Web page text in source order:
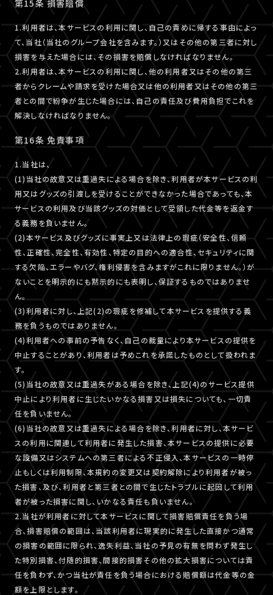
第15条 損害賠償
1.利用者は、本サービスの利用に関し、自己の責めに帰する事由によっ
て、当社（当社のグループ会社を含みます。）又はその他の第三者に対し
損害を与えた場合には、その損害を賠償しなければなりません。
2.利用者は、本サービスの利用に関し、他の利用者又はその他の第三
者からクレームや請求を受けた場合又は他の利用者又はその他の第三
者との間で紛争が生じた場合には、自己の責任及び費用負担でこれを
解決しなければなりません。
第16条 免責事項
1.当社は、
(1)当社の故意又は重過失による場合を除き、利用者が本サービスの利
用又はグッズの引渡しを受けることができなかった場合であっても、本
サービスの利用及び当該グッズの対価として受領した代金等を返金す
る義務を負いません。
(2)本サービス及びグッズに事実上又は法律上の瑕疵（安全性、信頼
性、正確性、完全性、有効性、特定の目的への適合性、セキュリティに関
する欠陥、エラーやバグ、権利侵害を含みますがこれに限りません。）が
ないことを明示的にも黙示的にも表明し、保証するものではありませ
ん。
(3)利用者に対し、上記(2)の瑕疵を修補して本サービスを提供する義
務を負うものではありません。
(4)利用者への事前の予告なく、自己の裁量により本サービスの提供を
中止することがあり、利用者は予めこれを承諾したものとして扱われま
す。
(5)当社の故意又は重過失がある場合を除き、上記(4)のサービス提供
中止により利用者に生じたいかなる損害又は損失についても、一切責
任を負いません。
(6)当社の故意又は重過失による場合を除き、利用者に対し、本サービ
スの利用に関連して利用者に発生した損害、本サービスの提供に必要
な設備又はシステムへの第三者による不正侵入、本サービスの一時停
止もしくは利用制限、本規約の変更又は契約解除により利用者が被っ
た損害、及び、利用者と第三者との間で生じたトラブルに起因して利用
者が被った損害に関し、いかなる責任も負いません。
2.当社が利用者に対して本サービスに関して損害賠償責任を負う場
合、損害賠償の範囲は、当該利用者に現実的に発生した直接かつ通常
の損害の範囲に限られ、逸失利益、当社の予見の有無を問わず発生し
た特別損害、付随的損害、間接的損害その他の拡大損害については責
任を負わず、かつ当社が責任を負う場合における賠償額は代金等の金
額を上限とします。